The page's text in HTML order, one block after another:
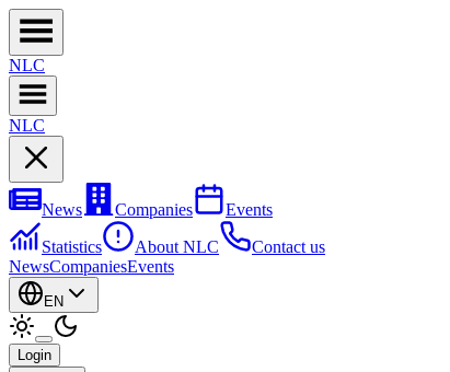
NLC
NLC
News Companies
Events
Statistics
About NLC
Contact us
NewsCompaniesEvents
EN
Login